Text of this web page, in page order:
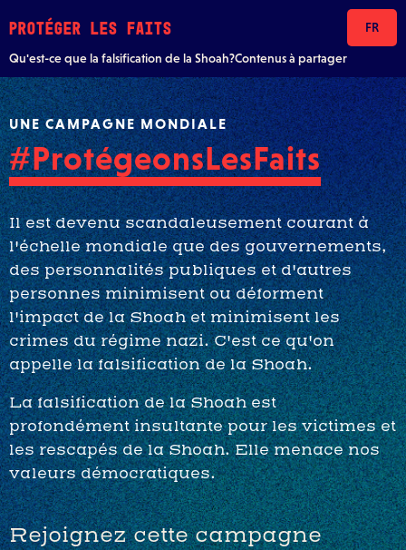
PROTÉGER LES FAITS
Qu'est-ce que la falsification de la Shoah?Contenus à partager
FR
UNE CAMPAGNE MONDIALE
#ProtégeonsLesFaits
Il est devenu scandaleusement courant à
l'échelle mondiale que des gouvernements,
des personnalités publiques et d'autres
personnes minimisent ou déforment
l'impact de la Shoah et minimisent les
crimes du régime nazi. C'est ce qu'on
appelle la falsification de la Shoah.
La falsification de la Shoah est
profondément insultante pour les victimes et
les rescapés de la Shoah. Elle menace nos
valeurs démocratiques.
Rejoignez cette campagne